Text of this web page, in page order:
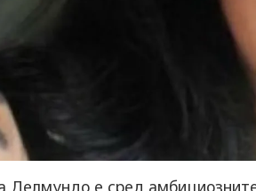
Делмундо е сред